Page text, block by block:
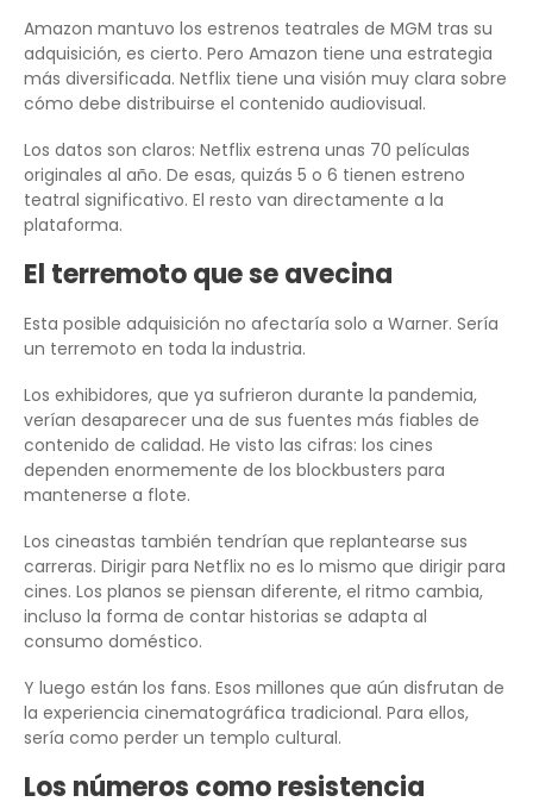
Amazon mantuvo los estrenos teatrales de MGM tras su
adquisición, es cierto. Pero Amazon tiene una estrategia
más diversificada. Netflix tiene una visión muy clara sobre
cómo debe distribuirse el contenido audiovisual.
Los datos son claros: Netflix estrena unas 70 películas
originales al año. De esas, quizás 5 o 6 tienen estreno
teatral significativo. El resto van directamente a la
plataforma.
El terremoto que se avecina
Esta posible adquisición no afectaría solo a Warner. Sería
un terremoto en toda la industria.
Los exhibidores, que ya sufrieron durante la pandemia,
verían desaparecer una de sus fuentes más fiables de
contenido de calidad. He visto las cifras: los cines
dependen enormemente de los blockbusters para
mantenerse a flote.
Los cineastas también tendrían que replantearse sus
carreras. Dirigir para Netflix no es lo mismo que dirigir para
cines. Los planos se piensan diferente, el ritmo cambia,
incluso la forma de contar historias se adapta al
consumo doméstico.
Y luego están los fans. Esos millones que aún disfrutan de
la experiencia cinematográfica tradicional. Para ellos,
sería como perder un templo cultural.
Los números como resistencia